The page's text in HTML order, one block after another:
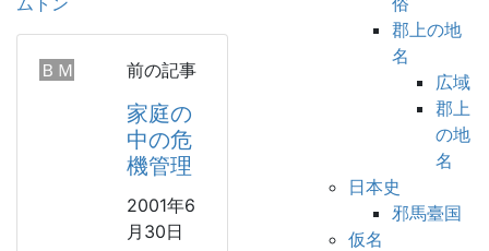
ＢＭ 前の記事
家庭の
中の危
機管理
2001年6
月30日
郡上の地
名
広域
郡上
の地
名
日本史
邪馬臺国
仮名